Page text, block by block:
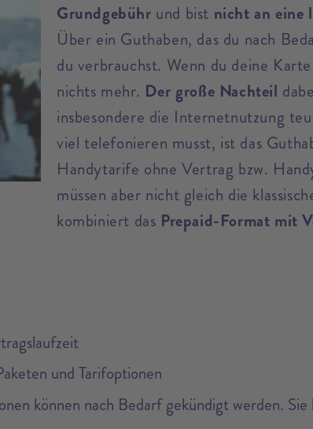
Grundgebühr und bist nicht an eine
Über ein Guthaben, das du nach
du verbrauchst. Wenn du deine
nichts mehr. Der große Nachteil
insbesondere die Internetnutzung
viel telefonieren musst, ist das
Handytarife ohne Vertrag bzw.
müssen aber nicht gleich die
kombiniert das Prepaid-Format mit
und Tarifoptionen
können nach Bedarf gekündigt werden.